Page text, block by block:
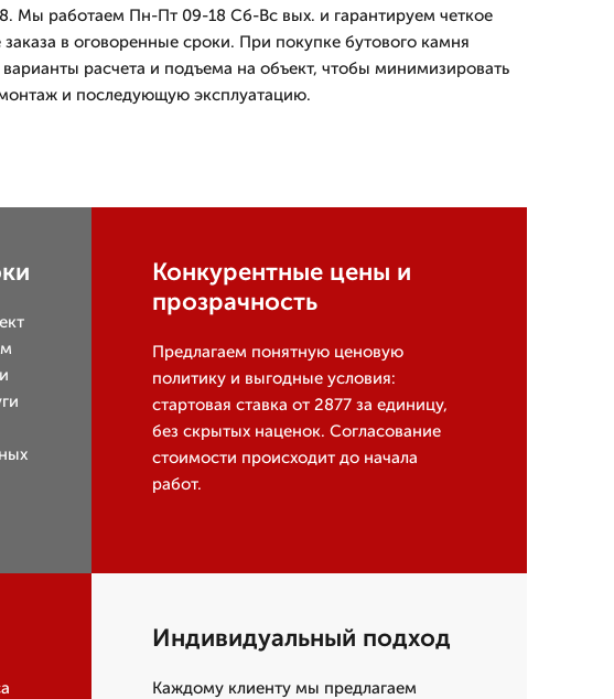
Мы работаем Пн-Пт 09-18 Сб-Вс вых. и гарантируем четкое
в оговоренные сроки. При покупке бутового камня
варианты расчета и подъема на объект, чтобы минимизировать
и последующую эксплуатацию.
Конкурентные цены и
прозрачность
Предлагаем понятную ценовую
политику и выгодные условия:
стартовая ставка от 2877 за единицу,
без скрытых наценок. Согласование
стоимости происходит до начала
работ.
Индивидуальный подход
Каждому клиенту мы предлагаем